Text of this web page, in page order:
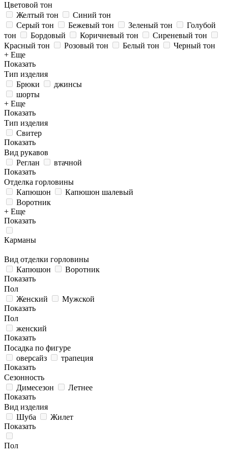
Цветовой тон
Желтый тон
Синий тон
Серый тон
Бежевый тон Зеленый тон
Голубой
тон
Бордовый Коричневый тон
Сиреневый тон
Красный тон
Розовый тон Белый тон
Черный тон
+ Еще
Показать
Тип изделия
Брюки
джинсы
шорты
+ Еще
Показать
Тип изделия
Свитер
Показать
Вид рукавов
Реглан
втачной
Показать
Отделка горловины
Капюшон
Капюшон шалевый
Воротник
+ Еще
Показать
Карманы
Вид отделки горловины
Капюшон
Воротник
Показать
Пол
Женский
Мужской
Показать
Пол
женский
Показать
Посадка по фигуре
оверсайз
трапеция
Показать
Сезонность
Димесезон
Летнее
Показать
Вид изделия
Шуба
Жилет
Показать
Пол